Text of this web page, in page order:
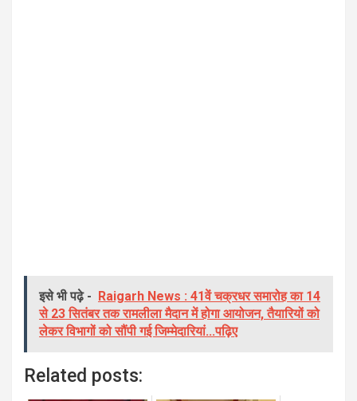
इसे भी पढ़े -
Raigarh News : 41वें चक्रधर समारोह का 14
से 23 सितंबर तक रामलीला मैदान में होगा आयोजन, तैयारियों को
लेकर विभागों को सौंपी गई जिम्मेदारियां...पढ़िए
Related posts: